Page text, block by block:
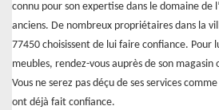
connu pour son expertise dans le domaine de
anciens. De nombreux propriétaires dans la
77450 choisissent de lui faire confiance. Pour
meubles, rendez-vous auprès de son
Vous ne serez pas déçu de ses services
ont déjà fait confiance.